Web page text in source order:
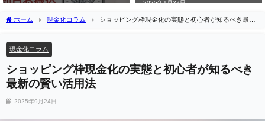
2025年1月27日
ホーム 現金化コラム
ショッピング枠現金化の実態と初心者が知るべき最新
現金化コラム
ショッピング枠現金化の実態と初心者が知るべき
最新の賢い活用法
2025年9月24日